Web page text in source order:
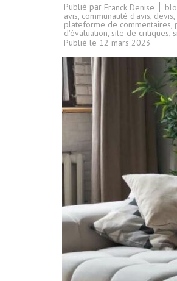
Publié par Franck Denise
avis, communauté d'avis, devis,
plateforme de commentaires,
d'évaluation, site de critiques,
Publié le 12 mars 2023